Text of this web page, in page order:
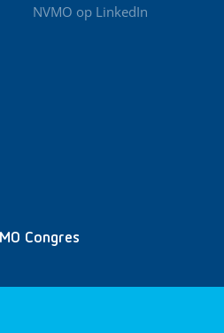
Congres
NVMO op LinkedIn